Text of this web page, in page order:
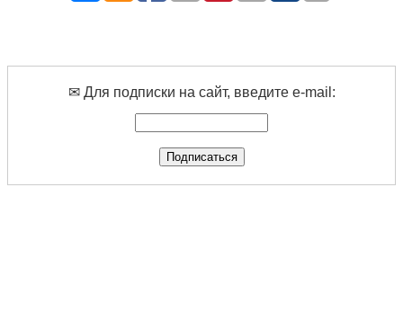
✉ Для подписки на сайт, введите e-mail: